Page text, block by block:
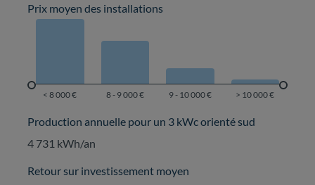
Prix moyen des installations
Production annuelle pour un 3 kWc orienté sud
4 731 kWh/an
Retour sur investissement moyen